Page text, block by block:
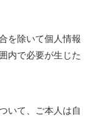
を除いて個人情報
内で必要が生じた
いて、ご本人は自